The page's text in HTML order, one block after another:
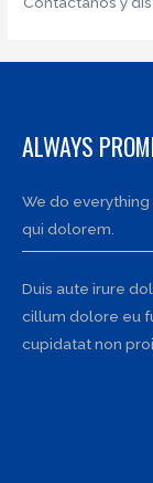
ALWAYS
We do
qui dolorem.
Duis aute irure
cillum dolore eu
cupidatat non